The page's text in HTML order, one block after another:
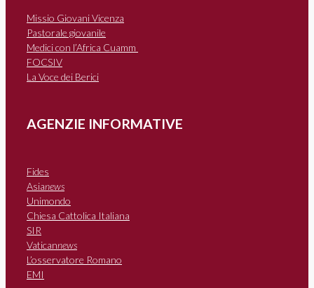
Missio Giovani Vicenza
Pastorale giovanile
Medici con l’Africa Cuamm
FOCSIV
La Voce dei Berici
AGENZIE INFORMATIVE
Fides
Asianews
Unimondo
Chiesa Cattolica Italiana
SIR
Vaticannews
L’osservatore Romano
EMI